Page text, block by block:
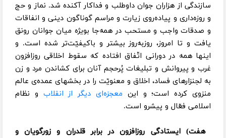
سازندگی از هزاران جوان داوطلب و فداکار آکنده شد. نماز و حج
و روزه‌داری و پیاده‌روی زیارت و مراسم گوناگون دینی و انفاقات
و صدقات واجب و مستحب در همه‌جا بویژه میان جوانان رونق
یافت و تا امروز، روزبه‌روز بیشتر و باکیفیّت‌تر شده است. و
اینها همه در دورانی اتّفاق افتاده که سقوط اخلاقی روزافزون
غرب و پیروانش و تبلیغات پُرحجم آنان برای کشاندن مرد و زن
به لجنزارهای فساد، اخلاق و معنویّت را در بخشهای عمده‌ی عالم
منزوی کرده است؛ و این معجزه‌ای دیگر از انقلاب و نظام
اسلامی فعّال و پیشرو است.
هفت) ایستادگی روزافزون در برابر قلدران و زورگویان و